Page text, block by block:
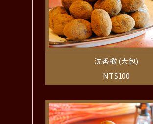
沈香橄 (大包)
NT$100